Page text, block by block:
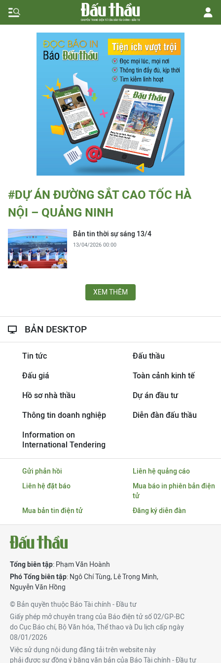
#DỰ ÁN ĐƯỜNG SẮT CAO TỐC HÀ
NỘI – QUẢNG NINH
Bản tin thời sự sáng 13/4
13/04/2026 00:00
XEM THÊM
BẢN DESKTOP
Tin tức Đấu thầu
Đấu giá Toàn cảnh kinh tế
Hồ sơ nhà thầu Dự án đầu tư
Thông tin doanh nghiệp Diễn đàn đấu thầu
Information on
International Tendering
Gửi phản hồi
Liên hệ quảng cáo
Liên hệ đặt báo
Mua báo in phiên bản điện
tử
Mua bản tin điện tử
Đăng ký diễn đàn
Tổng biên tập: Phạm Văn Hoành
Phó Tổng biên tập: Ngô Chí Tùng, Lê Trọng Minh,
Nguyễn Văn Hồng
© Bản quyền thuộc Báo Tài chính - Đầu tư
Giấy phép mở chuyên trang của Báo điện tử số 02/GP-BC
do Cục Báo chí, Bộ Văn hóa, Thể thao và Du lịch cấp ngày
08/01/2026
Việc sử dụng nội dung đăng tải trên website này
phải được sự đồng ý bằng văn bản của Báo Tài chính - Đầu tư